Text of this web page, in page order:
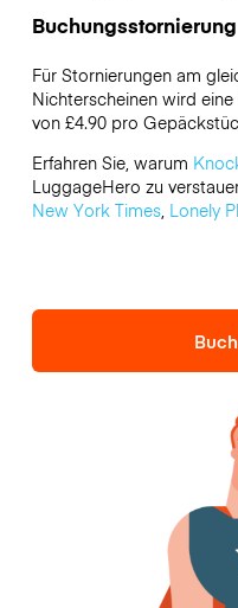
Buchungsstornierung
Für Stornierungen am
Nichterscheinen wird
von £4.90 pro
Erfahren Sie, warum
LuggageHero zu
New York Times, Lonely